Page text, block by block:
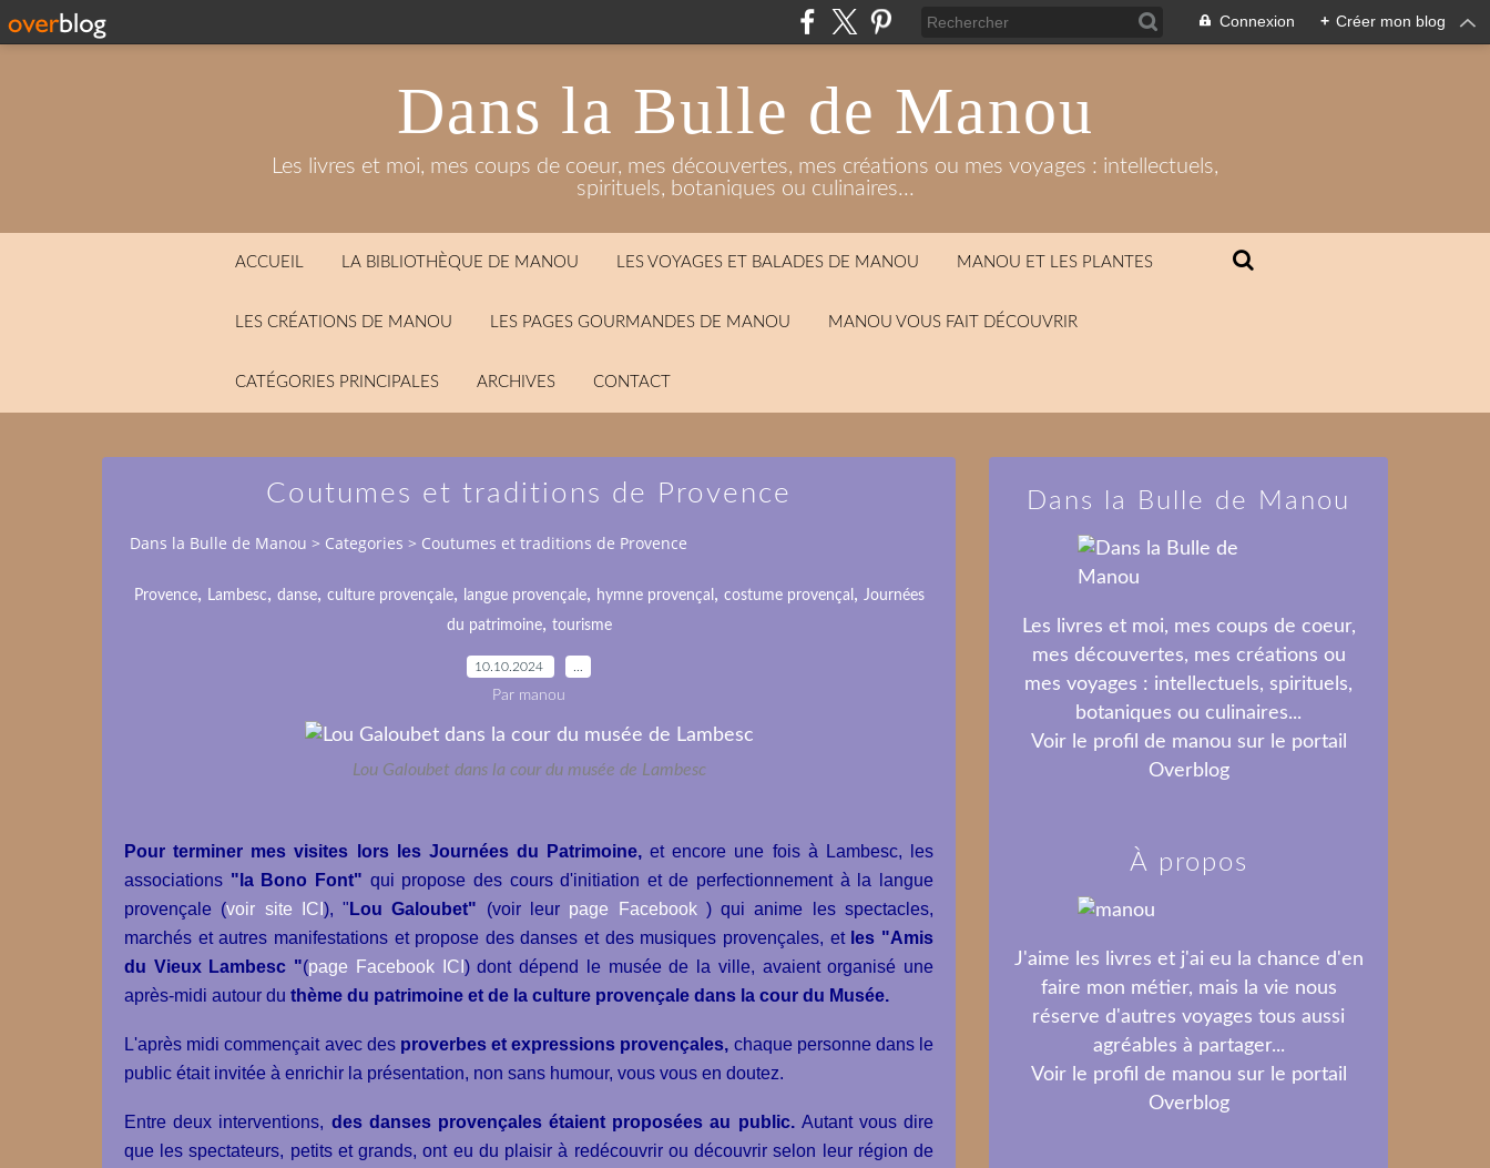
Connexion + Créer mon blog
Dans la Bulle de Manou
Les livres et moi, mes coups de coeur, mes découvertes, mes créations ou mes voyages : intellectuels,
spirituels, botaniques ou culinaires...
ACCUEIL LA BIBLIOTHÈQUE DE MANOU LES VOYAGES ET BALADES DE MANOU MANOU ET LES PLANTES
LES CRÉATIONS DE MANOU LES PAGES GOURMANDES DE MANOU MANOU VOUS FAIT DÉCOUVRIR
CATÉGORIES PRINCIPALES ARCHIVES CONTACT
Coutumes et traditions de Provence
Dans la Bulle de Manou > Categories > Coutumes et traditions de Provence
Provence, Lambesc, danse, culture provençale, langue provençale, hymne provençal , costume provençal , Journées
du patrimoine, tourisme
10.10.2024
Par manou
Lou Galoubet dans la cour du musée de Lambesc
Pour terminer mes visites lors les Journées du Patrimoine, et encore une fois à Lambesc, les
associations "la Bono Font" qui propose des cours d'initiation et de perfectionnement à la langue
provençale (voir site ICI ), " Lou Galoubet" (voir leur page Facebook) qui anime les spectacles,
marchés et autres manifestations et propose des danses et des musiques provençales, et les "Amis
du Vieux Lambesc "(page Facebook ICI ) dont dépend le musée de la ville, avaient organisé une
après-midi autour du thème du patrimoine et de la culture provençale dans la cour du Musée.
L'après midi commençait avec des proverbes et expressions provençales, chaque personne dans le
public était invitée à enrichir la présentation, non sans humour, vous vous en doutez.
Entre deux interventions, des danses provençales étaient proposées au public. Autant vous dire
que les spectateurs, petits et grands, ont eu du plaisir à redécouvrir ou découvrir selon leur région de
Dans la Bulle de Manou
Les livres et moi, mes coups de coeur,
mes découvertes, mes créations ou
mes voyages : intellectuels, spirituels,
botaniques ou culinaires...
Voir le profil de manou sur le portail
Overblog
À propos
J'aime les livres et j'ai eu la chance d'en
faire mon métier, mais la vie nous
réserve d'autres voyages tous aussi
agréables à partager...
Voir le profil de manou sur le portail
Overblog